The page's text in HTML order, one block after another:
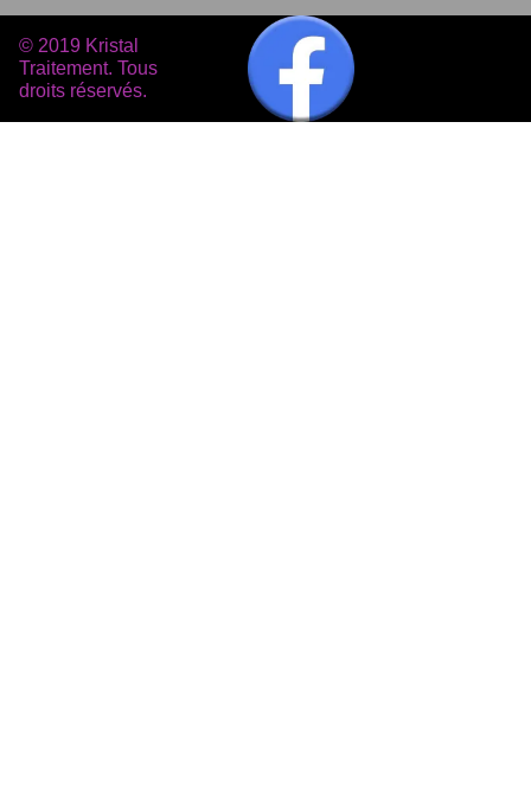
© 2019 Kristal
Traitement. Tous
droits réservés.